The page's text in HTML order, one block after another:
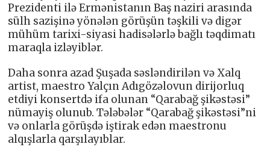
Prezidenti ilə Ermənistanın Baş naziri arasında
sülh sazişinə yönələn görüşün təşkili və digər
mühüm tarixi-siyasi hadisələrlə bağlı təqdimatı
maraqla izləyiblər.
Daha sonra azad Şuşada səsləndirilən və Xalq
artist, maestro Yalçın Adıgözəlovun dirijorluq
etdiyi konsertdə ifa olunan “Qarabağ şikəstəsi”
nümayiş olunub. Tələbələr “Qarabağ şikəstəsi”ni
və onlarla görüşdə iştirak edən maestronu
alqışlarla qarşılayıblar.